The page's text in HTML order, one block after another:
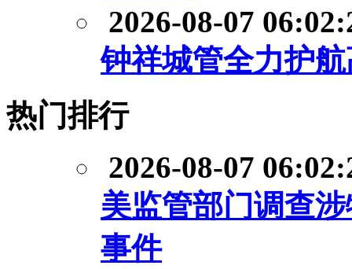
2026-08-07
钟祥城管全力护
热门排行
2026-08-07
美监管部门调查
事件